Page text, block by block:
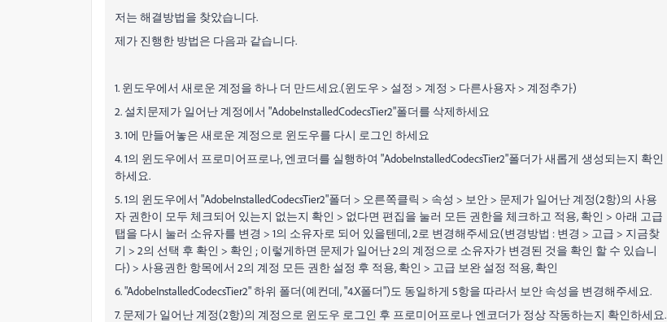
저는 해결방법을 찾았습니다.
제가 진행한 방법은 다음과 같습니다.
1. 윈도우에서 새로운 계정을 하나 더 만드세요.(윈도우 > 설정 > 계정 > 다른사용자 > 계정추가)
2. 설치문제가 일어난 계정에서 "AdobeInstalledCodecsTier2"폴더를 삭제하세요
3. 1에 만들어놓은 새로운 계정으로 윈도우를 다시 로그인 하세요
4. 1의 윈도우에서 프로미어프로나, 엔코더를 실행하여 "AdobeInstalledCodecsTier2"폴더가 새롭게 생성되는지 확인
하세요.
5. 1의 윈도우에서 "AdobeInstalledCodecsTier2"폴더 > 오른쪽클릭 > 속성 > 보안 > 문제가 일어난 계정(2항)의 사용
자 권한이 모두 체크되어 있는지 없는지 확인 > 없다면 편집을 눌러 모든 권한을 체크하고 적용, 확인 > 아래 고급
탭을 다시 눌러 소유자를 변경 > 1의 소유자로 되어 있을텐데, 2로 변경해주세요(변경방법 : 변경 > 고급 > 지금찾
기 > 2의 선택 후 확인 > 확인 ; 이렇게하면 문제가 일어난 2의 계정으로 소유자가 변경된 것을 확인 할 수 있습니
다) > 사용권한 항목에서 2의 계정 모든 권한 설정 후 적용, 확인 > 고급 보완 설정 적용, 확인
6. "AdobeInstalledCodecsTier2" 하위 폴더(예컨데, "4.X폴더")도 동일하게 5항을 따라서 보안 속성을 변경해주세요.
7. 문제가 일어난 계정(2항)의 계정으로 윈도우 로그인 후 프로미어프로나 엔코더가 정상 작동하는지 확인하세요.